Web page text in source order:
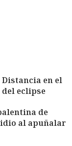
en el
eclipse
de
al apuñalar